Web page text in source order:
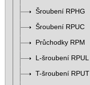
Šroubení RPHG
Šroubení RPUC
Průchodky RPM
L-šroubení RPUL
T-šroubení RPUT